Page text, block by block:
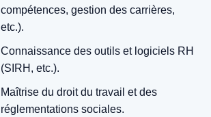
compétences, gestion des carrières,
etc.).
Connaissance des outils et logiciels RH
(SIRH, etc.).
Maîtrise du droit du travail et des
réglementations sociales.